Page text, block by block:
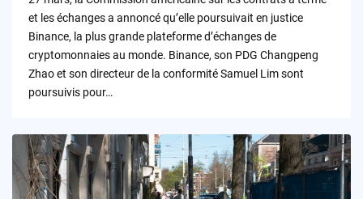
et les échanges a annoncé qu’elle poursuivait en justice
Binance, la plus grande plateforme d’échanges de
cryptomonnaies au monde. Binance, son PDG Changpeng
Zhao et son directeur de la conformité Samuel Lim sont
poursuivis pour…